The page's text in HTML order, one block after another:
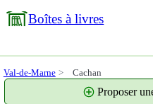
Boîtes à livres
Val-de-Marne Cachan
Proposer